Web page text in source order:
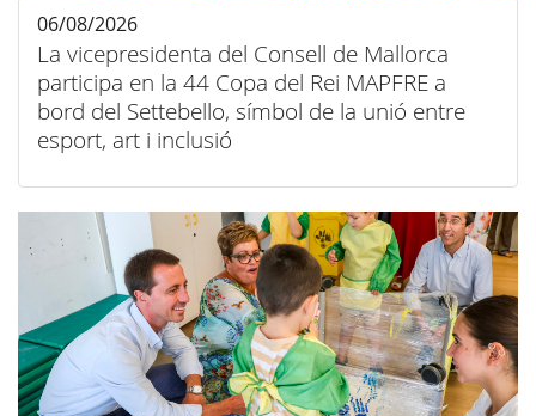
La vicepresidenta del Consell de Mallorca
participa en la 44 Copa del Rei MAPFRE a
bord del Settebello, símbol de la unió entre
esport, art i inclusió
06/08/2026